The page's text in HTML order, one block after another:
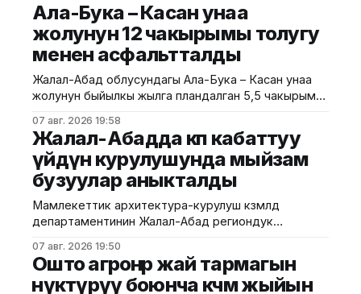
Ала-Бука – Касан унаа
жолунун 12 чакырымы толугу
менен асфальтталды
Жалал-Абад облусундагы Ала-Бука – Касан унаа
жолунун быйылкы жылга пландалган 5,5 чакырым
аяктады. Транспорт жана коммуникациялар
министрлигинин маалыматына ылайык, жол куруу
иштери №17 Жол эксплуатациялоо мекемеси
тарабынан белгиленген графикке ылайык,
курулуштун сапат талаптарын сактоо менен
жүргүзүлдү. Аталган жолдун жалпы 12 чакырымына
07 авг. 2026 19:58
Жалал-Абадда көп кабаттуу
үйдүн курулушунда мыйзам
бузуулар аныкталды
Мамлекеттик архитектура-курулуш көзөмөлдөө
департаментинин Жалал-Абад региондук
текшерүү жүргүздү. Бул тууралуу Курулуш
министрлигинин басма сөз кызматы билдирди.
Маалыматка ылайык, текшерүү Байзаков көчөсү, 46
07 авг. 2026 19:50
Ошто агроөнөр жай тармагын
өнүктүрүү боюнча көчмө жыйын